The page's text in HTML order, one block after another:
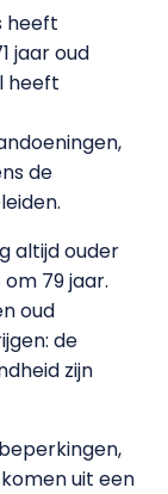
heeft
jaar oud
heeft
de
altijd ouder
79 jaar.
oud
de
zijn
uit een